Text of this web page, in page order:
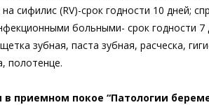
сифилис (RV)-срок годности 10 дней;
больными- срок годности 7
зубная, паста зубная, расческа,
полотенце.
в приемном покое “Патологии